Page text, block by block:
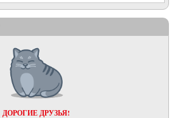
ДОРОГИЕ ДРУЗЬЯ!